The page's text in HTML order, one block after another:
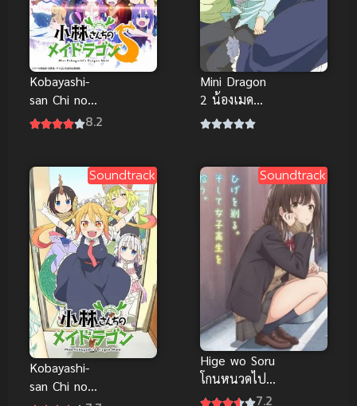
Kobayashi-
san Chi no
Maid Dragon
โคบายาชิ
8.2
Mini Dragon
2 น้องเมด
มังกรฉบับมินิ
Soundtrack
Kobayashi-
san Chi no
Soundtrack
Hige wo Soru
โกนหนวดไป
ทำงาน แล้วก
7.2